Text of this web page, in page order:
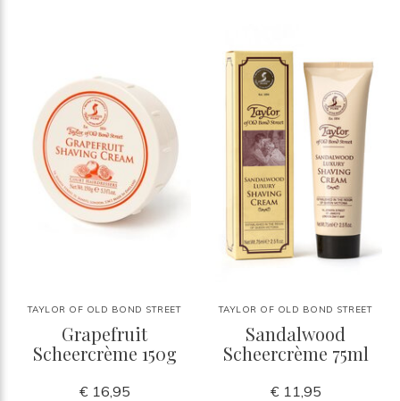
TAYLOR OF OLD BOND STREET
Grapefruit
Scheercrème 150g
€ 16,95
TAYLOR OF OLD BOND STREET
Sandalwood
Scheercrème 75ml
€ 11,95